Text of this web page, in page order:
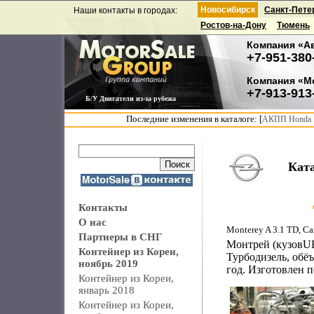
Б/У Двигатели из-за рубежа
Наши контакты в городах: Новосибирск
Компания
+7-951-
Компания
+7-913-
Санкт-
Ростов-на-Дону
Тюмень
Последние изменения в каталоге: [АКПП Honda
Контакты
О нас
Партнеры в СНГ
Контейнер из Кореи,
ноябрь 2019
Контейнер из Кореи,
январь 2018
Контейнер из Кореи,
Monterey A 3.1 TD,
Монтрей
Турбодизель,
год. Изготовлен